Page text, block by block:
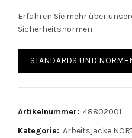
Erfahren Sie mehr über
Sicherheitsnormen
STANDARDS UND
Artikelnummer: 48802001
Kategorie: Arbeitsjacke